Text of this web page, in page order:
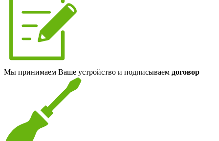
Мы принимаем Ваше устройство и подписываем договор